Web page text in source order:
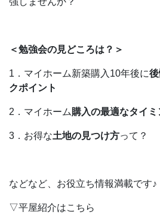
＜勉強会の見どころは？＞
1．マイホーム新築購入10年後に
クポイント
2．マイホーム購入の最適なタイミ
3．お得な土地の見つけ方って？
などなど、お役立ち情報満載です♪
▽平屋紹介はこちら